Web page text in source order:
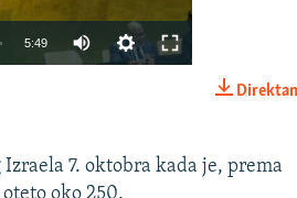
5:49
480p
720p
7. oktobra kada je, prema